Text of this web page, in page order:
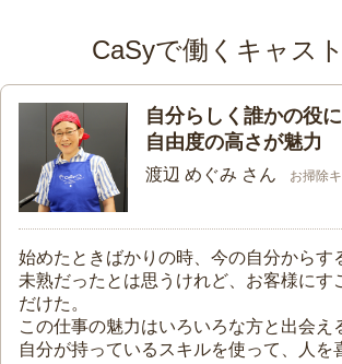
CaSyで働くキャス
自分らしく誰かの役に
自由度の高さが魅力
渡辺 めぐみ さん お掃除
始めたときばかりの時、今の自分からす
未熟だったとは思うけれど、お客様にす
だけた。
この仕事の魅力はいろいろな方と出会え
自分が持っているスキルを使って、人を